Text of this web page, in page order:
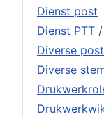
Dienst post
Dienst PTT
Diverse
Diverse